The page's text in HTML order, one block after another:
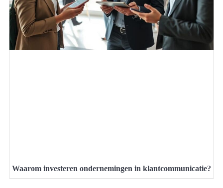
Waarom investeren ondernemingen in klantcommunicatie?